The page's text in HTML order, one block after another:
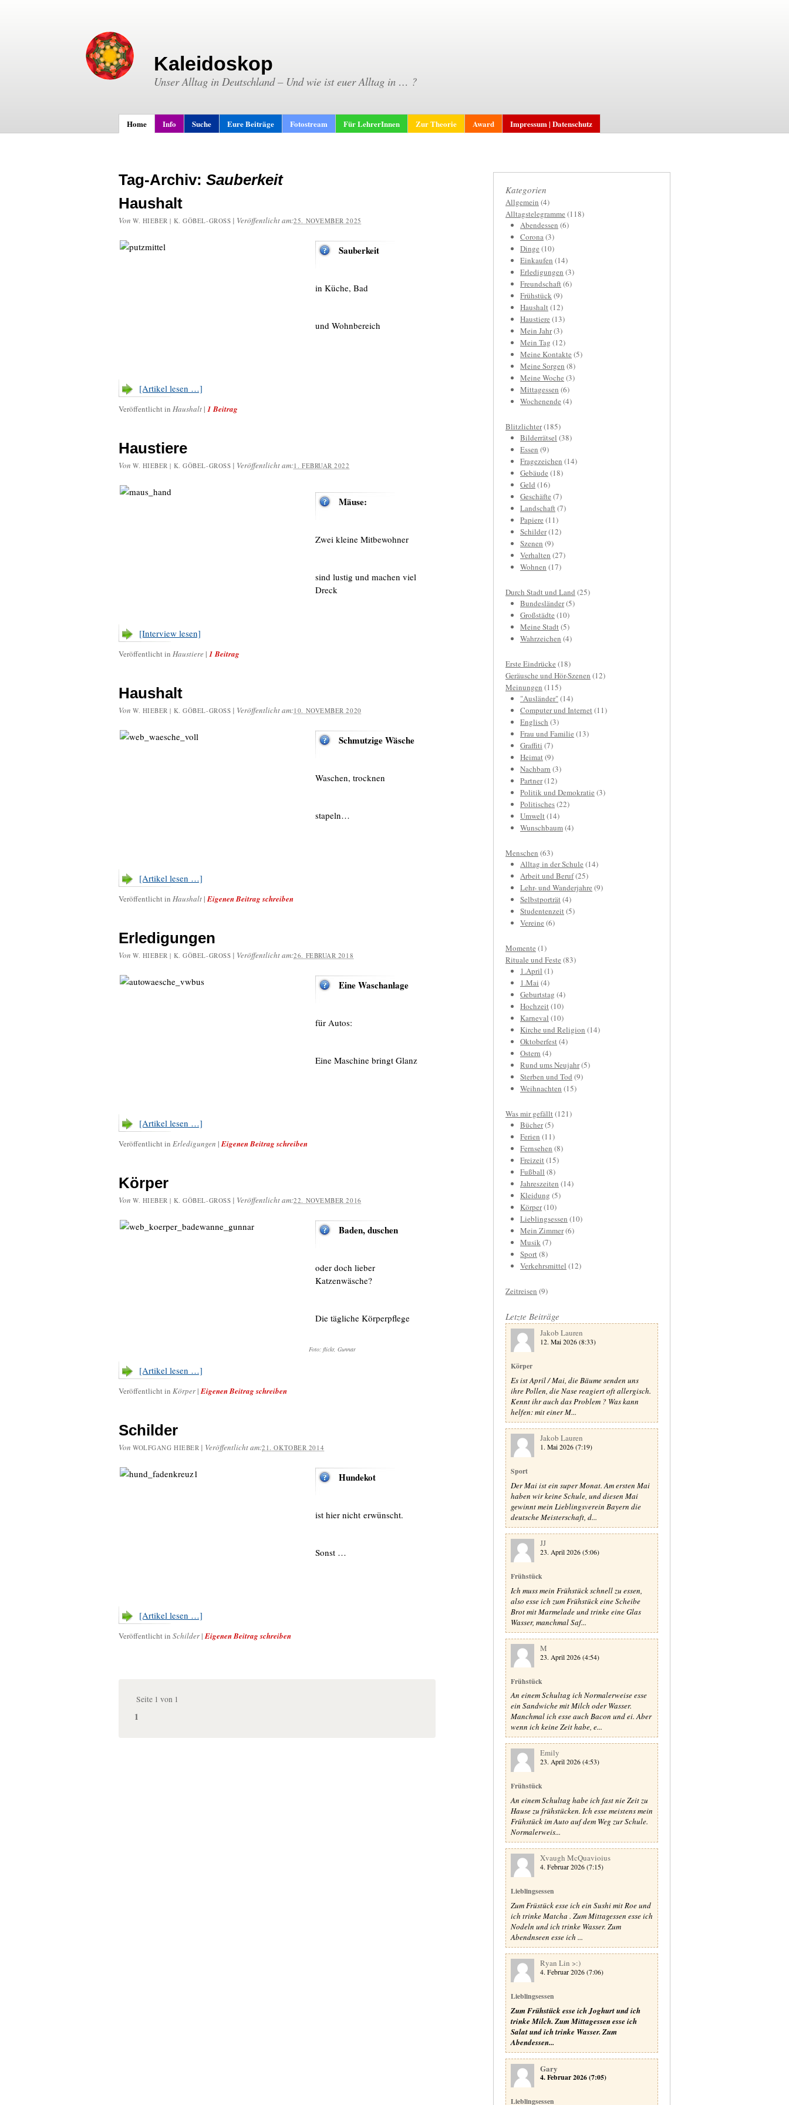
Kaleidoskop
Unser Alltag in Deutschland – Und wie ist euer Alltag in … ?
Home Info Suche Eure Beiträge Fotostream Für LehrerInnen Zur Theorie Award Impressum | Datenschutz
Tag-Archiv: Sauberkeit
Haushalt
Von W. HIEBER | K. GÖBEL-GROSS | Veröffentlicht am:25. NOVEMBER 2025
Sauberkeit
in Küche, Bad
und Wohnbereich
[Artikel lesen …]
Veröffentlicht in Haushalt | 1 Beitrag
Haustiere
Von W. HIEBER | K. GÖBEL-GROSS | Veröffentlicht am:1. FEBRUAR 2022
Mäuse:
Zwei kleine Mitbewohner
sind lustig und machen viel
Dreck
[Interview lesen]
Veröffentlicht in Haustiere | 1 Beitrag
Haushalt
Von W. HIEBER | K. GÖBEL-GROSS | Veröffentlicht am:10. NOVEMBER 2020
Schmutzige Wäsche
Waschen, trocknen
stapeln…
[Artikel lesen …]
Veröffentlicht in Haushalt | Eigenen Beitrag schreiben
Erledigungen
Von W. HIEBER | K. GÖBEL-GROSS | Veröffentlicht am:26. FEBRUAR 2018
Eine Waschanlage
für Autos:
Eine Maschine bringt Glanz
[Artikel lesen …]
Veröffentlicht in Erledigungen | Eigenen Beitrag schreiben
Körper
Von W. HIEBER | K. GÖBEL-GROSS | Veröffentlicht am:22. NOVEMBER 2016
Baden, duschen
oder doch lieber
Katzenwäsche?
Die tägliche Körperpflege
Foto: flickr, Gunnar
[Artikel lesen …]
Veröffentlicht in Körper | Eigenen Beitrag schreiben
Schilder
Von WOLFGANG HIEBER | Veröffentlicht am:21. OKTOBER 2014
Hundekot
ist hier nicht erwünscht.
Sonst …
[Artikel lesen …]
Veröffentlicht in Schilder | Eigenen Beitrag schreiben
Seite 1 von 1
1
Kategorien
Allgemein (4)
Alltagstelegramme (118)
Abendessen (6)
Corona(3)
Dinge (10)
Einkaufen (14)
Erledigungen (3)
Freundschaft(6)
Frühstück(9)
Haushalt(12)
Haustiere (13)
Mein Jahr(3)
Mein Tag (12)
Meine Kontakte (5)
Meine Sorgen (8)
Meine Woche (3)
Mittagessen (6)
Wochenende (4)
Blitzlichter(185)
Bilderrätsel (38)
Essen (9)
Fragezeichen (14)
Gebäude (18)
Geld (16)
Geschäfte (7)
Landschaft(7)
Papiere (11)
Schilder(12)
Szenen (9)
Verhalten (27)
Wohnen (17)
Durch Stadt und Land (25)
Bundesländer(5)
Großstädte (10)
Meine Stadt(5)
Wahrzeichen (4)
Erste Eindrücke (18)
Geräusche und Hör-Szenen (12)
Meinungen (115)
"Ausländer"(14)
Computer und Internet(11)
Englisch (3)
Frau und Familie (13)
Graffiti (7)
Heimat(9)
Nachbarn (3)
Partner(12)
Politik und Demokratie (3)
Politisches(22)
Umwelt(14)
Wunschbaum(4)
Menschen (63)
Alltag in der Schule (14)
Arbeit und Beruf(25)
Lehr- und Wanderjahre (9)
Selbstporträt(4)
Studentenzeit(5)
Vereine (6)
Momente (1)
Rituale und Feste (83)
1.April (1)
1.Mai (4)
Geburtstag (4)
Hochzeit(10)
Karneval (10)
Kirche und Religion (14)
Oktoberfest(4)
Ostern (4)
Rund ums Neujahr(5)
Sterben und Tod (9)
Weihnachten (15)
Was mir gefällt(121)
Bücher(5)
Ferien (11)
Fernsehen (8)
Freizeit(15)
Fußball (8)
Jahreszeiten (14)
Kleidung (5)
Körper(10)
Lieblingsessen (10)
Mein Zimmer(6)
Musik(7)
Sport(8)
Verkehrsmittel (12)
Zeitreisen (9)
Letzte Beiträge
Jakob Lauren
12. Mai 2026 (8:33)
Körper
Es ist April / Mai, die Bäume senden uns
ihre Pollen, die Nase reagiert oft allergisch.
Kennt ihr auch das Problem ? Was kann
helfen: mit einer M...
Jakob Lauren
1. Mai 2026 (7:19)
Sport
Der Mai ist ein super Monat. Am ersten Mai
haben wir keine Schule, und diesen Mai
gewinnt mein Lieblingsverein Bayern die
deutsche Meisterschaft, d...
JJ
23. April 2026 (5:06)
Frühstück
Ich muss mein Frühstück schnell zu essen,
also esse ich zum Frühstück eine Scheibe
Brot mit Marmelade und trinke eine Glas
Wasser, manchmal Saf...
M
23. April 2026 (4:54)
Frühstück
An einem Schultag ich Normalerweise esse
ein Sandwiche mit Milch oder Wasser.
Manchmal ich esse auch Bacon und ei. Aber
wenn ich keine Zeit habe, e...
Emily
23. April 2026 (4:53)
Frühstück
An einem Schultag habe ich fast nie Zeit zu
Hause zu frühstücken. Ich esse meistens mein
Frühstück im Auto auf dem Weg zur Schule.
Normalerweis...
Xvaugh McQuavioius
4. Februar 2026 (7:15)
Lieblingsessen
Zum Früstück esse ich ein Sushi mit Roe und
ich trinke Matcha . Zum Mittagessen esse ich
Nodeln und ich trinke Wasser. Zum
Abendnseen esse ich ...
Ryan Lin >:)
4. Februar 2026 (7:06)
Lieblingsessen
Zum Frühstück esse ich Joghurt und ich
trinke Milch. Zum Mittagessen esse ich
Salat und ich trinke Wasser. Zum
Abendessen...
Gary
4. Februar 2026 (7:05)
Lieblingsessen